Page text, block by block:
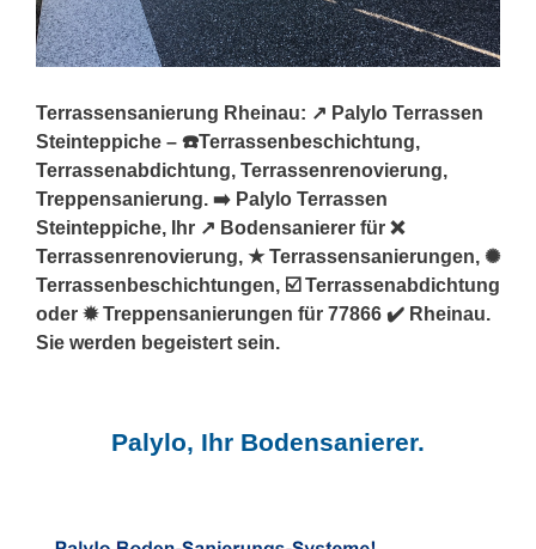
Terrassensanierung Rheinau: ↗️ Palylo Terrassen
Steinteppiche – ☎️Terrassenbeschichtung,
Terrassenabdichtung, Terrassenrenovierung,
Treppensanierung. ➡️ Palylo Terrassen
Steinteppiche, Ihr ↗️ Bodensanierer für ❌
Terrassenrenovierung, ★ Terrassensanierungen, ✺
Terrassenbeschichtungen, ☑️ Terrassenabdichtung
oder ✹ Treppensanierungen für 77866 ✔️ Rheinau.
Sie werden begeistert sein.
Palylo, Ihr Bodensanierer.